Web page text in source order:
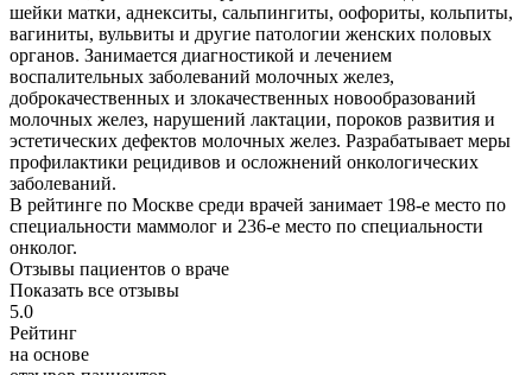
шейки матки, аднекситы, сальпингиты, оофориты, кольпиты,
вагиниты, вульвиты и другие патологии женских половых
органов. Занимается диагностикой и лечением
воспалительных заболеваний молочных желез,
доброкачественных и злокачественных новообразований
молочных желез, нарушений лактации, пороков развития и
эстетических дефектов молочных желез. Разрабатывает меры
профилактики рецидивов и осложнений онкологических
заболеваний.
В рейтинге по Москве среди врачей занимает 198-е место по
специальности маммолог и 236-е место по специальности
онколог.
Отзывы пациентов о враче
Показать все отзывы
5.0
Рейтинг
на основе